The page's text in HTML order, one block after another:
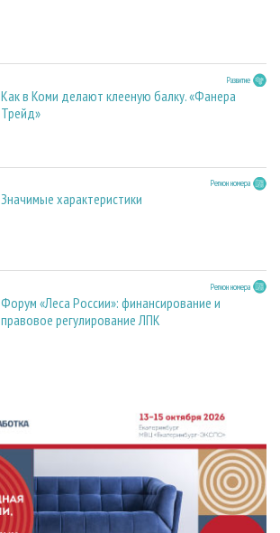
Развитие
Как в Коми делают клееную балку. «Фанера
Трейд»
Регион номера
Значимые характеристики
Регион номера
Форум «Леса России»: финансирование и
правовое регулирование ЛПК